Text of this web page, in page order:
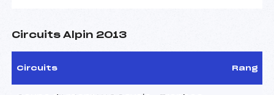
Circuits Alpin 2013
Circuits Rang